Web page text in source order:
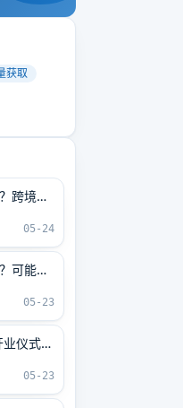
获取
跨境卖
05-24
可能是
05-23
仪式上
05-23